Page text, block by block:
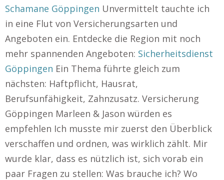
Schamane Göppingen Unvermittelt tauchte ich
in eine Flut von Versicherungsarten und
Angeboten ein. Entdecke die Region mit noch
mehr spannenden Angeboten: Sicherheitsdienst
Göppingen Ein Thema führte gleich zum
nächsten: Haftpflicht, Hausrat,
Berufsunfähigkeit, Zahnzusatz. Versicherung
Göppingen Marleen & Jason würden es
empfehlen Ich musste mir zuerst den Überblick
verschaffen und ordnen, was wirklich zählt. Mir
wurde klar, dass es nützlich ist, sich vorab ein
paar Fragen zu stellen: Was brauche ich? Wo